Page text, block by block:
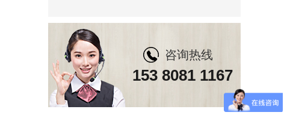
咨询热线
153 8081 1167